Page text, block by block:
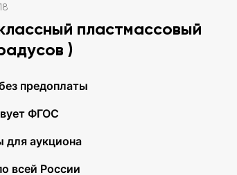
пластмассовый
)
предоплаты
ФГОС
для аукциона
всей России